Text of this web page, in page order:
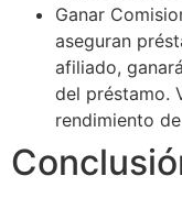
Ganar
aseguran
afiliado,
del préstamo.
rendimiento